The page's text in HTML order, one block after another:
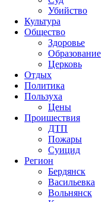
Убийство
Культура
Общество
Здоровье
Образование
Церковь
Отдых
Политика
Пользуха
Цены
Проишествия
ДТП
Пожары
Суицид
Регион
Бердянск
Васильевка
Вольнянск